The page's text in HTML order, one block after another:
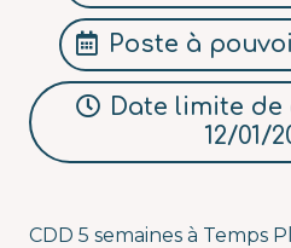
Poste à
Date limite
12/01/
CDD 5 semaines à Temps